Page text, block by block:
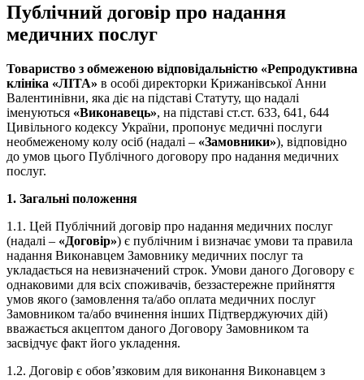
Публічний договір про надання
медичних послуг
Товариство з обмеженою відповідальністю «Репродуктивна
клініка «ЛІТА» в особі директорки Крижанівської Анни
Валентинівни, яка діє на підставі Статуту, що надалі
іменуються «Виконавець», на підставі ст.ст. 633, 641, 644
Цивільного кодексу України, пропонує медичні послуги
необмеженому колу осіб (надалі – «Замовники»), відповідно
до умов цього Публічного договору про надання медичних
послуг.
1. Загальні положення
1.1. Цей Публічний договір про надання медичних послуг
(надалі – «Договір») є публічним і визначає умови та правила
надання Виконавцем Замовнику медичних послуг та
укладається на невизначений строк. Умови даного Договору є
однаковими для всіх споживачів, беззастережне прийняття
умов якого (замовлення та/або оплата медичних послуг
Замовником та/або вчинення інших Підтверджуючих дій)
вважається акцептом даного Договору Замовником та
засвідчує факт його укладення.
1.2. Договір є обов’язковим для виконання Виконавцем з